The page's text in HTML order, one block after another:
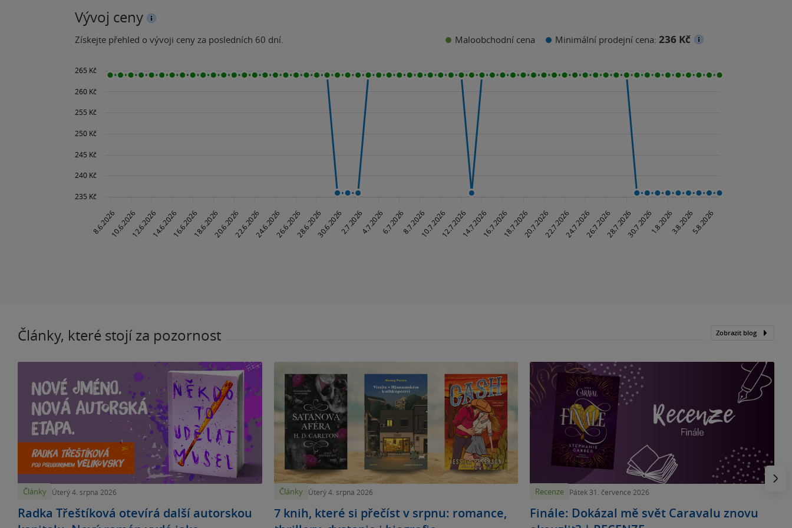
Vývoj ceny
Získejte přehled o vývoji ceny za posledních 60 dní. Maloobchodní cena Minimální prodejní cena: 236 Kč
Články, které stojí za pozornost Zobrazit blog
Články Úterý 4. srpna 2026
Radka Třeštíková otevírá další autorskou
Články Úterý 4. srpna 2026
7 knih, které si přečíst v srpnu: romance,
Recenze Pátek 31. července 2026
Finále: Dokázal mě svět Caravalu znovu